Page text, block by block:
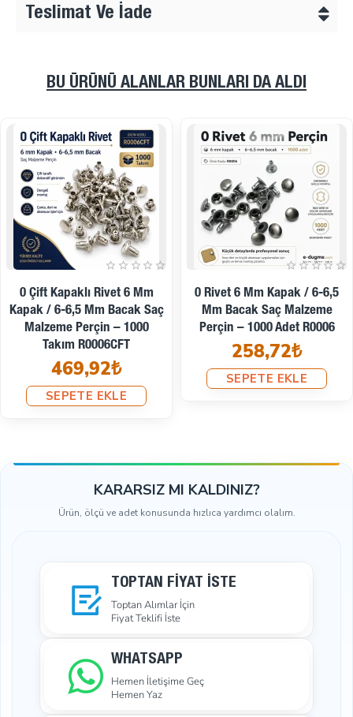
markasına ait ilgili modelleri inceleyin.
Teslimat Ve İade
BU ÜRÜNÜ ALANLAR BUNLARI DA ALDI
Kapak / 6-6,5
Malzeme
Adet R0006
11 Mm Kapak Standart
Bacak Saç Malzeme Tek
Kapaklı Rivet Perçin – 250
259,46₺
SEPETE EKLE
33
Kapaklı
Bacak
KARARSIZ MI KALDINIZ?
Ürün, ölçü ve adet konusunda hızlıca yardımcı olalım.
TOPTAN FIYAT İSTE
Toptan Alımlar İçin
Fiyat Teklifi İste
WHATSAPP
Hemen İletişime Geç
Hemen Yaz